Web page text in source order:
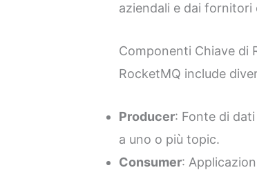
aziendali e dai fornitori
Componenti Chiave di
RocketMQ include
Producer: Fonte di
a uno o più topic.
Consumer: